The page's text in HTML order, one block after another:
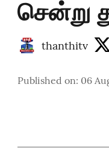
சென்று
thanthitv
Published on: 06